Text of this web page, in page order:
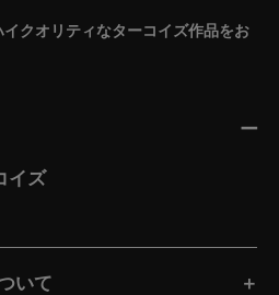
クオリティなターコイズ作品をお
イズ
いて